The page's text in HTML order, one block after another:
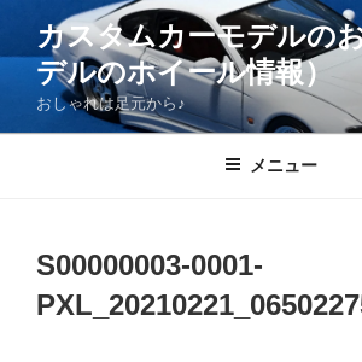
ツ
カスタムカーモデルの
デルのホイール情報）
おしゃれは足元から♪
メニュー
S00000003-0001-